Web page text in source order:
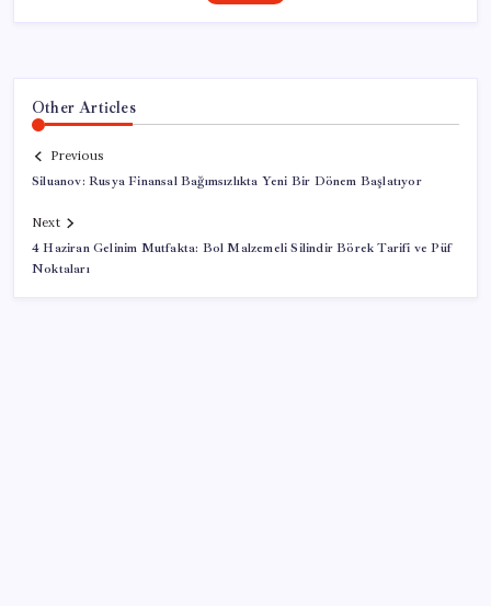
Other Articles
Previous
Siluanov: Rusya Finansal Bağımsızlıkta Yeni Bir Dönem Başlatıyor
Next
4 Haziran Gelinim Mutfakta: Bol Malzemeli Silindir Börek Tarifi ve Püf
Noktaları